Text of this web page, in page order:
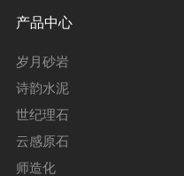
产品中心
岁月砂岩
诗韵水泥
世纪理石
云感原石
师造化